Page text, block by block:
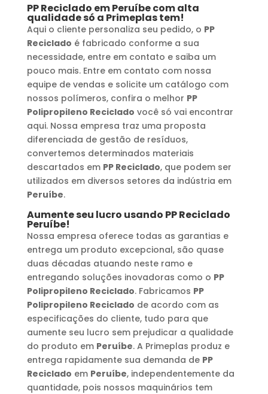
PP Reciclado emPeruíbecom alta
qualidade só a Primeplas tem!
Aqui o cliente personaliza seu pedido, o PP
Reciclado é fabricado conforme a sua
necessidade, entre em contato e saiba um
pouco mais. Entre em contato com nossa
equipe de vendas e solicite um catálogo com
nossos polímeros, confira o melhor PP
Polipropileno Reciclado você só vai encontrar
aqui. Nossa empresa traz uma proposta
diferenciada de gestão de resíduos,
convertemos determinados materiais
descartados em PP Reciclado, que podem ser
utilizados em diversos setores da indústria em
Peruíbe.
Aumente seu lucro usando PP Reciclado
Peruíbe!
Nossa empresa oferece todas as garantias e
entrega um produto excepcional, são quase
duas décadas atuando neste ramo e
entregando soluções inovadoras como o PP
Polipropileno Reciclado. Fabricamos PP
Polipropileno Reciclado de acordo com as
especificações do cliente, tudo para que
aumente seu lucro sem prejudicar a qualidade
do produto em Peruíbe. A Primeplas produz e
entrega rapidamente sua demanda de PP
Reciclado em Peruíbe, independentemente da
quantidade, pois nossos maquinários tem